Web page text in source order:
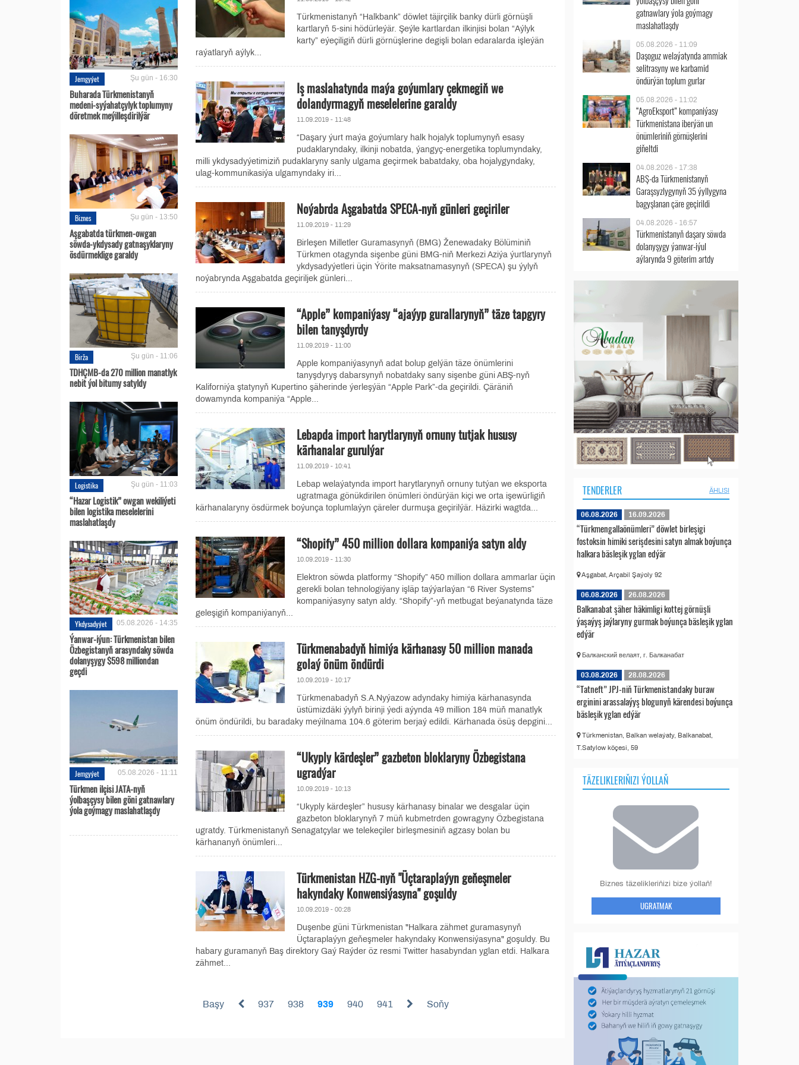
Jemgyýet Şu gün - 16:30
Buharada Türkmenistanyň
medeni-syýahatçylyk toplumyny
döretmek meýilleşdirilýär
Biznes Şu gün - 13:50
Aşgabatda türkmen-owgan
söwda-ykdysady gatnaşyklaryny
ösdürmeklige garaldy
Birža Şu gün - 11:06
TDHÇMB-da 270 million manatlyk
nebit ýol bitumy satyldy
Logistika Şu gün - 11:03
“Hazar Logistik” owgan wekiliýeti
bilen logistika meselelerini
maslahatlaşdy
Ykdysadyýet 05.08.2026 - 14:35
Ýanwar-iýun: Türkmenistan bilen
Özbegistanyň arasyndaky söwda
dolanyşygy $598 milliondan
geçdi
Jemgyýet 05.08.2026 - 11:11
Türkmen ilçisi JATA-nyň
ýolbaşçysy bilen göni gatnawlary
ýola goýmagy maslahatlaşdy
Türkmenistanyň “Halkbank” döwlet täjirçilik banky dürli görnüşli
kartlaryň 5-sini hödürleýär. Şeýle kartlardan ilkinjisi bolan “Aýlyk
karty” eýeçiligiň dürli görnüşlerine degişli bolan edaralarda işleýän
raýatlaryň aýlyk...
Iş maslahatynda maýa goýumlary çekmegiň we
dolandyrmagyň meselelerine garaldy
11.09.2019 - 11:48
“Daşary ýurt maýa goýumlary halk hojalyk toplumynyň esasy
pudaklaryndaky, ilkinji nobatda, ýangyç-energetika toplumyndaky,
milli ykdysadyýetimiziň pudaklaryny sanly ulgama geçirmek babatdaky, oba hojalygyndaky,
ulag-kommunikasiýa ulgamyndaky iri...
Noýabrda Aşgabatda SPECA-nyň günleri geçiriler
11.09.2019 - 11:29
Birleşen Milletler Guramasynyň (BMG) Ženewadaky Bölüminiň
Türkmen otagynda sişenbe güni BMG-niň Merkezi Aziýa ýurtlarynyň
ykdysadyýetleri üçin Ýörite maksatnamasynyň (SPECA) şu ýylyň
noýabrynda Aşgabatda geçiriljek günleri...
“Apple” kompaniýasy “ajaýyp gurallarynyň” täze tapgyry
bilen tanyşdyrdy
11.09.2019 - 11:00
Apple kompaniýasynyň adat bolup gelýän täze önümlerini
tanyşdyryş dabarsynyň nobatdaky sany sişenbe güni ABŞ-nyň
Kaliforniýa ştatynyň Kupertino şäherinde ýerleşýän “Apple Park”-da geçirildi. Çäräniň
dowamynda kompaniýa “Apple...
Lebapda import harytlarynyň ornuny tutjak hususy
kärhanalar gurulýar
11.09.2019 - 10:41
Lebap welaýatynda import harytlarynyň ornuny tutýan we eksporta
ugratmaga gönükdirilen önümleri öndürýän kiçi we orta işewürligiň
kärhanalaryny ösdürmek boýunça toplumlaýyn çäreler durmuşa geçirilýär. Häzirki wagtda...
“Shopify” 450 million dollara kompaniýa satyn aldy
10.09.2019 - 11:30
Elektron söwda platformy “Shopify” 450 million dollara ammarlar üçin
gerekli bolan tehnologiýany işläp taýýarlaýan “6 River Systems”
kompaniýasyny satyn aldy. “Shopify”-yň metbugat beýanatynda täze
geleşigiň kompaniýanyň...
Türkmenabadyň himiýa kärhanasy 50 million manada
golaý önüm öndürdi
10.09.2019 - 10:17
Türkmenabadyň S.A.Nyýazow adyndaky himiýa kärhanasynda
üstümizdäki ýylyň birinji ýedi aýynda 49 million 184 müň manatlyk
önüm öndürildi, bu baradaky meýilnama 104.6 göterim berjaý edildi. Kärhanada ösüş depgini...
“Ukyply kärdeşler” gazbeton bloklaryny Özbegistana
ugradýar
10.09.2019 - 10:13
“Ukyply kärdeşler” hususy kärhanasy binalar we desgalar üçin
gazbeton bloklarynyň 7 müň kubmetrden gowragyny Özbegistana
ugratdy. Türkmenistanyň Senagatçylar we telekeçiler birleşmesiniň agzasy bolan bu
kärhananyň önümleri...
Türkmenistan HZG-nyň "Üçtaraplaýyn geňeşmeler
hakyndaky Konwensiýasyna" goşuldy
10.09.2019 - 00:28
Duşenbe güni Türkmenistan "Halkara zähmet guramasynyň
Üçtaraplaýyn geňeşmeler hakyndaky Konwensiýasyna" goşuldy. Bu
habary guramanyň Baş direktory Gaý Raýder öz resmi Twitter hasabyndan yglan etdi. Halkara
zähmet...
Başy 937 938 939 940 941 Soňy
gatnawlary ýola goýmagy
maslahatlaşdy
05.08.2026 - 11:09
Daşoguz welaýatynda ammiak
selitrasyny we karbamid
öndürýän toplum gurlar
05.08.2026 - 11:02
“AgroEksport” kompaniýasy
Türkmenistana iberýän un
önümleriniň görnüşlerini
giňeltdi
04.08.2026 - 17:38
ABŞ-da Türkmenistanyň
Garaşsyzlygynyň 35 ýyllygyna
bagyşlanan çäre geçirildi
04.08.2026 - 16:57
Türkmenistanyň daşary söwda
dolanyşygy ýanwar-iýul
aýlarynda 9 göterim artdy
TENDERLER ÄHLISI
06.08.2026 16.09.2026
“Türkmengallaönümleri” döwlet birleşigi
fostoksin himiki serişdesini satyn almak boýunça
halkara bäsleşik yglan edýär
Aşgabat, Arçabil Şaýoly 92
06.08.2026 26.08.2026
Balkanabat şäher häkimligi kottej görnüşli
ýaşaýyş jaýlaryny gurmak boýunça bäsleşik yglan
edýär
Балканский велаят, г. Балканабат
03.08.2026 28.08.2026
“Tatneft” JPJ-niň Türkmenistandaky buraw
erginini arassalaýyş blogunyň kärendesi boýunça
bäsleşik yglan edýär
Türkmenistan, Balkan welaýaty, Balkanabat,
T.Satylow köçesi, 59
TÄZELIKLERIŇIZI ÝOLLAŇ
Biznes täzelikleriňizi bize ýollaň!
UGRATMAK